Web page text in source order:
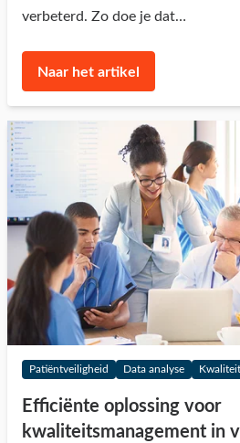
verbeterd. Zo doe je dat…
Naar het artikel
Patiëntveiligheid Data analyse
Efficiënte oplossing voor
kwaliteitsmanagement in